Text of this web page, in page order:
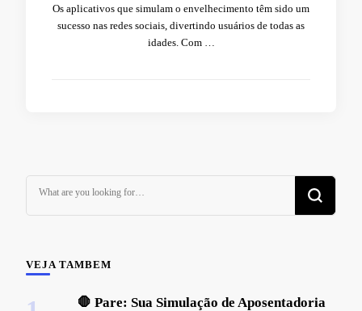
Os aplicativos que simulam o envelhecimento têm sido um
sucesso nas redes sociais, divertindo usuários de todas as
idades. Com …
VEJA TAMBEM
🛑 Pare: Sua Simulação de Aposentadoria